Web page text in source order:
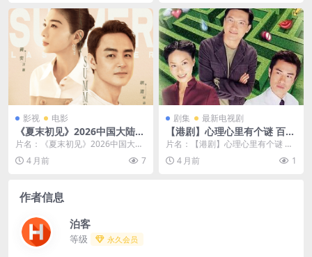
影视 电影
《夏末初见》2026中国大陆剧
情爱情-全集免费-未删减-中字
片名：《夏末初见》2026中国大陆
剧情爱情-全集免费-未删减-中字[夸
克网盘] ...
4 月前 7
剧集 最新电视剧
【港剧】心理心里有个谜 百度
云网盘夸克下载（2005） 爱
片名：【港剧】心理心里有个谜 百
度云网盘夸克下载（2005） 爱情
剧情 夸克网...
4 月前 1
作者信息
泊客
等级 永久会员